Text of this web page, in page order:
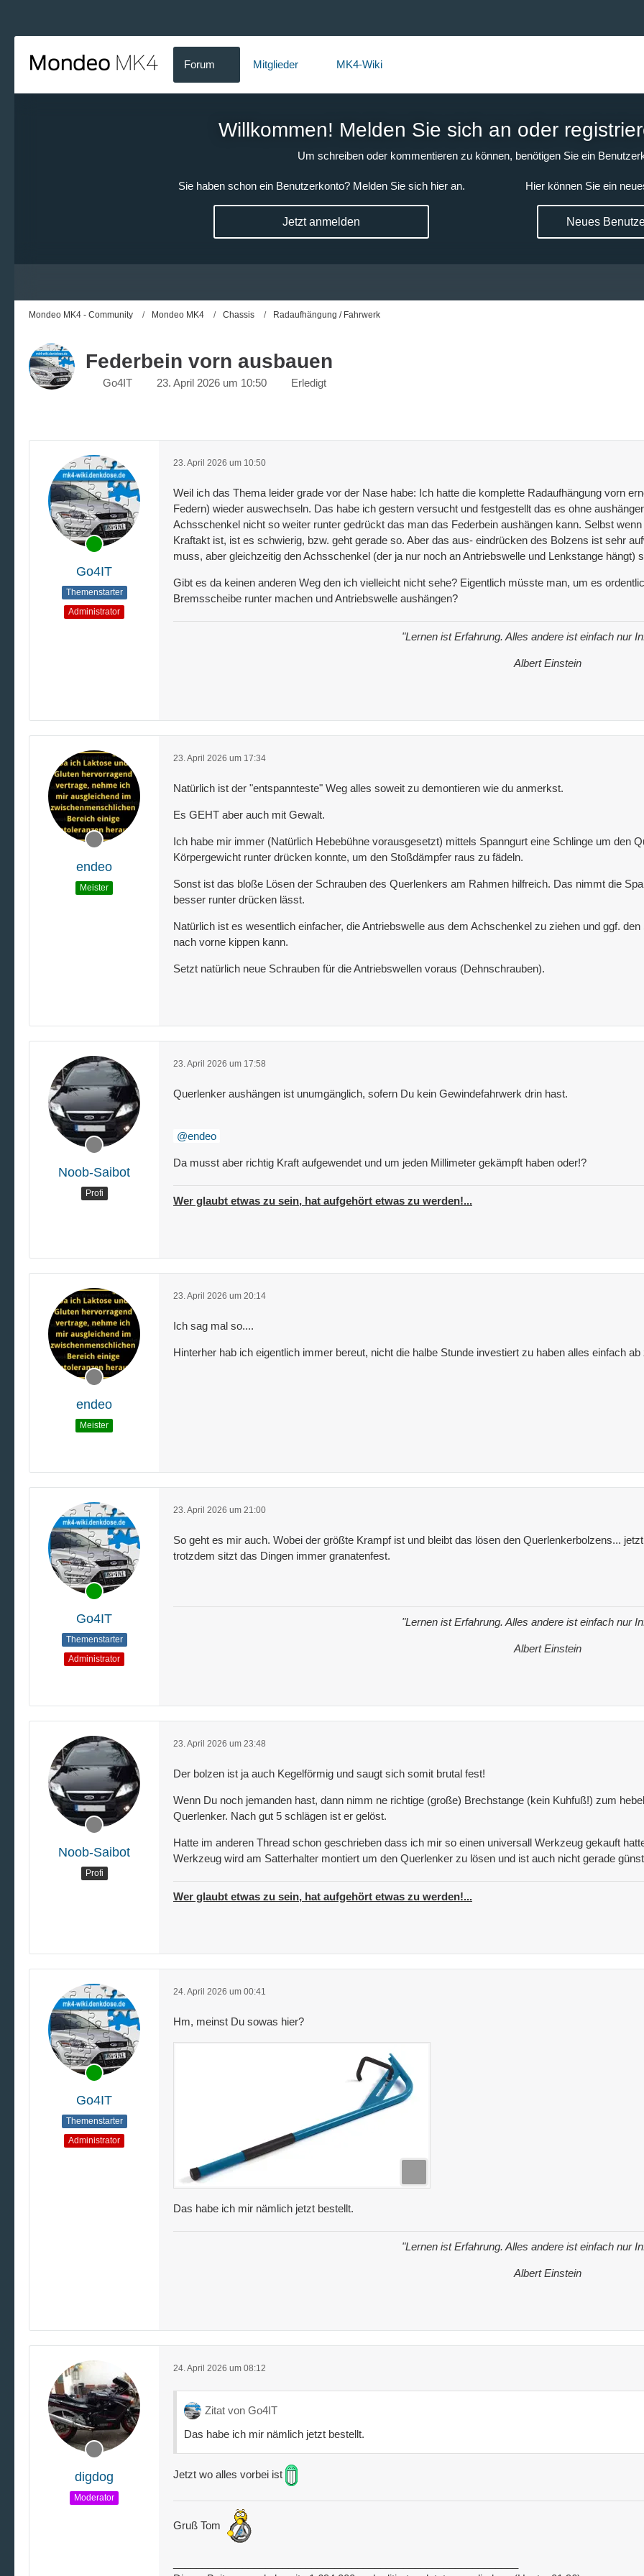
Forum Mitglieder MK4-Wiki
Willkommen! Melden Sie sich an oder
Um schreiben oder kommentieren zu können, benötigen Sie ein
Sie haben schon ein Benutzerkonto? Melden Sie sich hier an.
Jetzt anmelden
Hier können Sie ein
Neues
Mondeo MK4 - Community Mondeo MK4 Chassis Radaufhängung / Fahrwerk
Federbein vorn ausbauen
Go4IT 23. April 2026 um 10:50 Erledigt
Go4IT
Themenstarter
Administrator
23. April 2026 um 10:50
Weil ich das Thema leider grade vor der Nase habe: Ich hatte die komplette Radaufhängung vorn
Federn) wieder auswechseln. Das habe ich gestern versucht und festgestellt das es ohne
Achsschenkel nicht so weiter runter gedrückt das man das Federbein aushängen kann. Selbst
Kraftakt ist, ist es schwierig, bzw. geht gerade so. Aber das aus- eindrücken des Bolzens ist sehr
muss, aber gleichzeitig den Achsschenkel (der ja nur noch an Antriebswelle und Lenkstange hängt)
Gibt es da keinen anderen Weg den ich vielleicht nicht sehe? Eigentlich müsste man, um es
Bremsscheibe runter machen und Antriebswelle aushängen?
"Lernen ist Erfahrung. Alles andere ist einfach nur
Albert Einstein
endeo
Meister
23. April 2026 um 17:34
Natürlich ist der "entspannteste" Weg alles soweit zu demontieren wie du anmerkst.
Es GEHT aber auch mit Gewalt.
Ich habe mir immer (Natürlich Hebebühne vorausgesetzt) mittels Spanngurt eine Schlinge um den
Körpergewicht runter drücken konnte, um den Stoßdämpfer raus zu fädeln.
Sonst ist das bloße Lösen der Schrauben des Querlenkers am Rahmen hilfreich. Das nimmt die
besser runter drücken lässt.
Natürlich ist es wesentlich einfacher, die Antriebswelle aus dem Achschenkel zu ziehen und ggf.
nach vorne kippen kann.
Setzt natürlich neue Schrauben für die Antriebswellen voraus (Dehnschrauben).
Noob-Saibot
Profi
23. April 2026 um 17:58
Querlenker aushängen ist unumgänglich, sofern Du kein Gewindefahrwerk drin hast.
endeo
Da musst aber richtig Kraft aufgewendet und um jeden Millimeter gekämpft haben oder!?
Wer glaubt etwas zu sein, hat aufgehört etwas zu werden!...
endeo
Meister
23. April 2026 um 20:14
Ich sag mal so....
Hinterher hab ich eigentlich immer bereut, nicht die halbe Stunde investiert zu haben alles einfach
Go4IT
Themenstarter
Administrator
23. April 2026 um 21:00
So geht es mir auch. Wobei der größte Krampf ist und bleibt das lösen den Querlenkerbolzens...
trotzdem sitzt das Dingen immer granatenfest.
"Lernen ist Erfahrung. Alles andere ist einfach nur
Albert Einstein
Noob-Saibot
Profi
23. April 2026 um 23:48
Der bolzen ist ja auch Kegelförmig und saugt sich somit brutal fest!
Wenn Du noch jemanden hast, dann nimm ne richtige (große) Brechstange (kein Kuhfuß!) zum
Querlenker. Nach gut 5 schlägen ist er gelöst.
Hatte im anderen Thread schon geschrieben dass ich mir so einen universall Werkzeug gekauft
Werkzeug wird am Satterhalter montiert um den Querlenker zu lösen und ist auch nicht gerade
Wer glaubt etwas zu sein, hat aufgehört etwas zu werden!...
Go4IT
Themenstarter
Administrator
24. April 2026 um 00:41
Hm, meinst Du sowas hier?
Das habe ich mir nämlich jetzt bestellt.
"Lernen ist Erfahrung. Alles andere ist einfach nur
Albert Einstein
digdog
Moderator
24. April 2026 um 08:12
Zitat von Go4IT
Das habe ich mir nämlich jetzt bestellt.
Jetzt wo alles vorbei ist
Gruß Tom